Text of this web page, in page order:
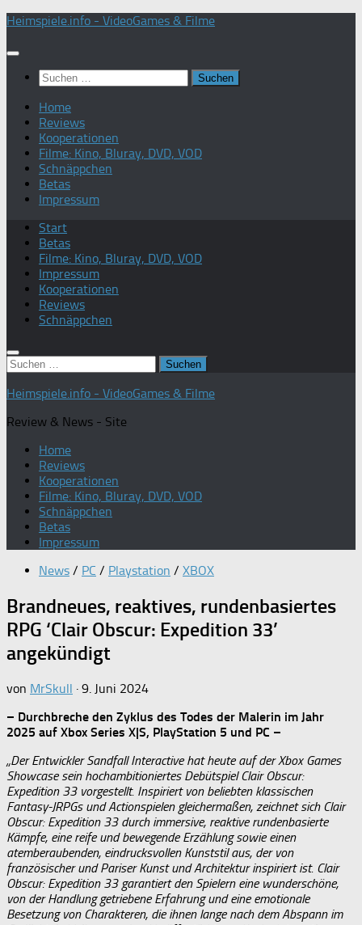
Zum
springen
Heimspiele.info - VideoGames & Filme
Suchen
nach:
Home
Reviews
Kooperationen
Filme: Kino, Bluray, DVD, VOD
Schnäppchen
Betas
Impressum
Start
Betas
Filme: Kino, Bluray, DVD, VOD
Impressum
Kooperationen
Reviews
Schnäppchen
Suchen
nach:
Heimspiele.info - VideoGames & Filme
Review & News - Site
Home
Reviews
Kooperationen
Filme: Kino, Bluray, DVD, VOD
Schnäppchen
Betas
Impressum
News / PC / Playstation / XBOX
Brandneues, reaktives, rundenbasiertes
RPG ‘Clair Obscur: Expedition 33’
angekündigt
von MrSkull · 9. Juni 2024
– Durchbreche den Zyklus des Todes der Malerin im Jahr
2025 auf Xbox Series X|S, PlayStation 5 und PC –
„Der Entwickler Sandfall Interactive hat heute auf der Xbox Games
Showcase sein hochambitioniertes Debütspiel Clair Obscur:
Expedition 33 vorgestellt. Inspiriert von beliebten klassischen
Fantasy-JRPGs und Actionspielen gleichermaßen, zeichnet sich Clair
Obscur: Expedition 33 durch immersive, reaktive rundenbasierte
Kämpfe, eine reife und bewegende Erzählung sowie einen
atemberaubenden, eindrucksvollen Kunststil aus, der von
französischer und Pariser Kunst und Architektur inspiriert ist. Clair
Obscur: Expedition 33 garantiert den Spielern eine wunderschöne,
von der Handlung getriebene Erfahrung und eine emotionale
Besetzung von Charakteren, die ihnen lange nach dem Abspann im